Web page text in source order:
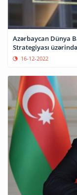
Azərbaycan Dünya
Strategiyası
16-12-2022